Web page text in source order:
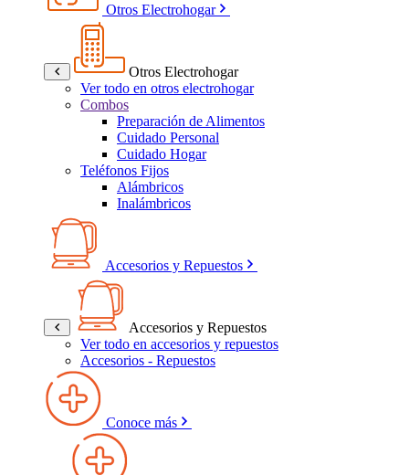
Otros Electrohogar
Otros Electrohogar
Ver todo en otros electrohogar
Combos
Preparación de Alimentos
Cuidado Personal
Cuidado Hogar
Teléfonos Fijos
Alámbricos
Inalámbricos
Accesorios y Repuestos
Accesorios y Repuestos
Ver todo en accesorios y repuestos
Accesorios - Repuestos
Conoce más